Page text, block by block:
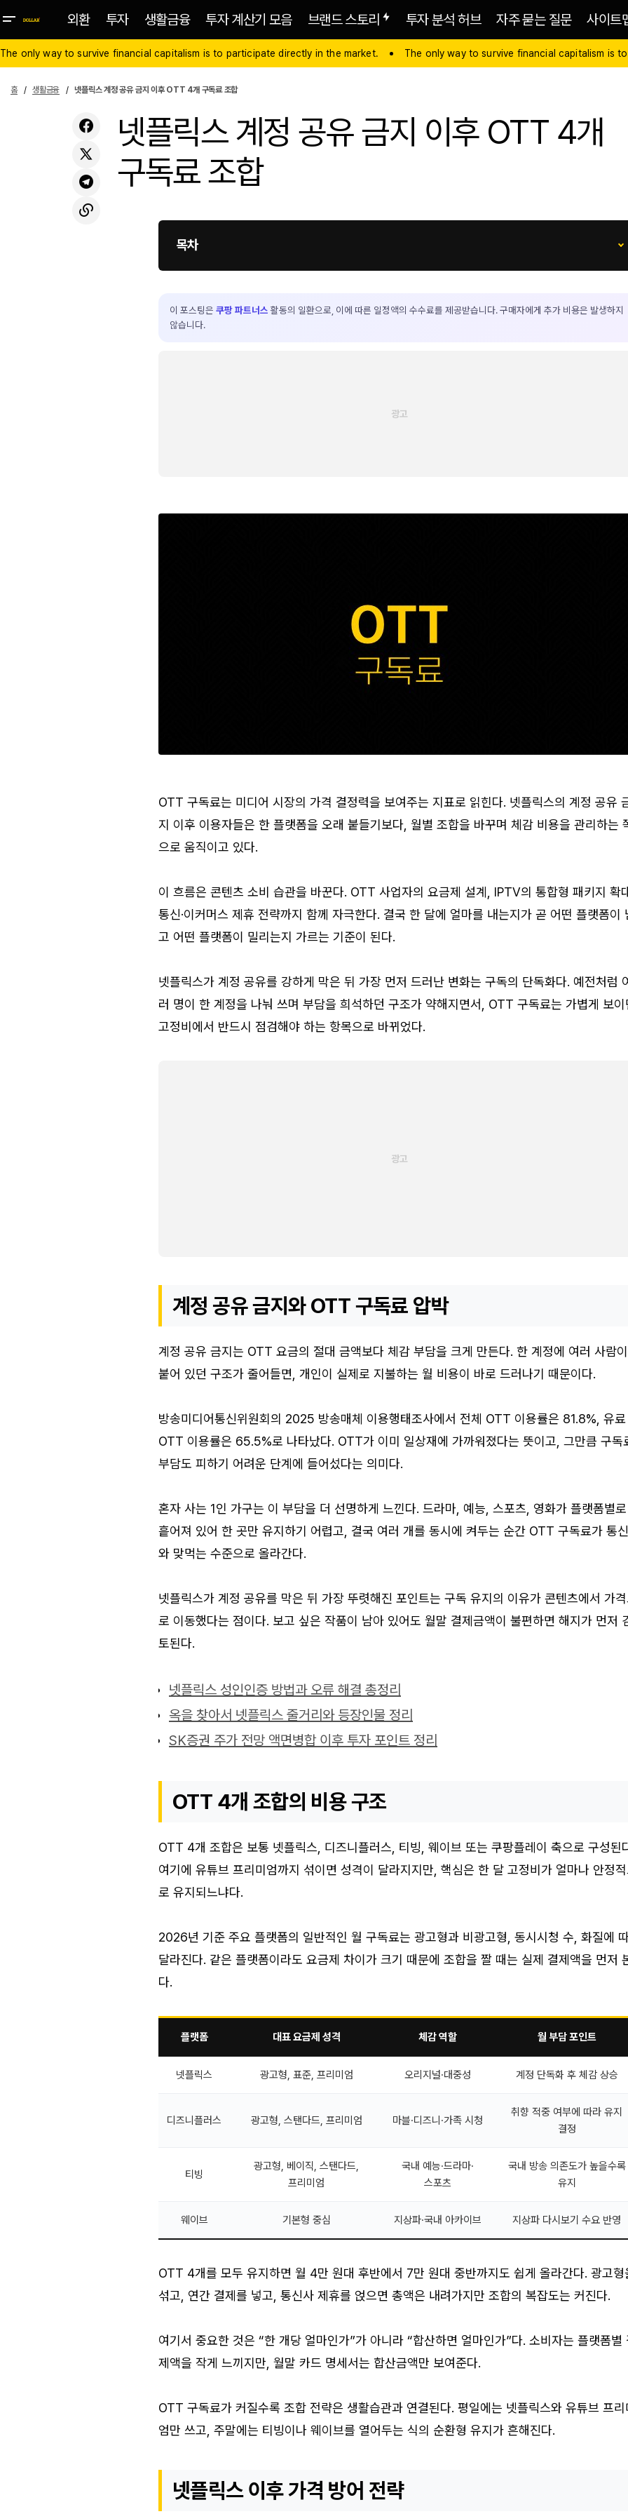
외환 투자 생활금융 투자 계산기 모음 브랜드 스토리 투자 분석 허브 자주 묻는 질문 사이트
The only way to survive financial capitalism is to participate directly in the market. The only way to survive financial capitalism is
홈 생활금융 넷플릭스 계정 공유 금지 이후 OTT 4개 구독료 조합
넷플릭스 계정 공유 금지 이후 OTT 4개
구독료 조합
목차
이 포스팅은 쿠팡 파트너스 활동의 일환으로, 이에 따른 일정액의 수수료를 제공받습니다. 구매자에게 추가 비용은 발생하지
않습니다.
OTT 구독료는 미디어 시장의 가격 결정력을 보여주는 지표로 읽힌다. 넷플릭스의 계정 공유
지 이후 이용자들은 한 플랫폼을 오래 붙들기보다, 월별 조합을 바꾸며 체감 비용을 관리하는
으로 움직이고 있다.
이 흐름은 콘텐츠 소비 습관을 바꾼다. OTT 사업자의 요금제 설계, IPTV의 통합형 패키지 확
통신·이커머스 제휴 전략까지 함께 자극한다. 결국 한 달에 얼마를 내는지가 곧 어떤 플랫폼이
고 어떤 플랫폼이 밀리는지 가르는 기준이 된다.
넷플릭스가 계정 공유를 강하게 막은 뒤 가장 먼저 드러난 변화는 구독의 단독화다. 예전처럼
러 명이 한 계정을 나눠 쓰며 부담을 희석하던 구조가 약해지면서, OTT 구독료는 가볍게 보이
고정비에서 반드시 점검해야 하는 항목으로 바뀌었다.
계정 공유 금지와 OTT 구독료 압박
계정 공유 금지는 OTT 요금의 절대 금액보다 체감 부담을 크게 만든다. 한 계정에 여러 사람이
붙어 있던 구조가 줄어들면, 개인이 실제로 지불하는 월 비용이 바로 드러나기 때문이다.
방송미디어통신위원회의 2025 방송매체 이용행태조사에서 전체 OTT 이용률은 81.8%, 유료
OTT 이용률은 65.5%로 나타났다. OTT가 이미 일상재에 가까워졌다는 뜻이고, 그만큼 구독
부담도 피하기 어려운 단계에 들어섰다는 의미다.
혼자 사는 1인 가구는 이 부담을 더 선명하게 느낀다. 드라마, 예능, 스포츠, 영화가 플랫폼별로
흩어져 있어 한 곳만 유지하기 어렵고, 결국 여러 개를 동시에 켜두는 순간 OTT 구독료가 통
와 맞먹는 수준으로 올라간다.
넷플릭스가 계정 공유를 막은 뒤 가장 뚜렷해진 포인트는 구독 유지의 이유가 콘텐츠에서 가
로 이동했다는 점이다. 보고 싶은 작품이 남아 있어도 월말 결제금액이 불편하면 해지가 먼저
토된다.
넷플릭스 성인인증 방법과 오류 해결 총정리
옥을 찾아서 넷플릭스 줄거리와 등장인물 정리
SK증권 주가 전망 액면병합 이후 투자 포인트 정리
OTT 4개 조합의 비용 구조
OTT 4개 조합은 보통 넷플릭스, 디즈니플러스, 티빙, 웨이브 또는 쿠팡플레이 축으로 구성된
여기에 유튜브 프리미엄까지 섞이면 성격이 달라지지만, 핵심은 한 달 고정비가 얼마나 안정
로 유지되느냐다.
2026년 기준 주요 플랫폼의 일반적인 월 구독료는 광고형과 비광고형, 동시시청 수, 화질에
달라진다. 같은 플랫폼이라도 요금제 차이가 크기 때문에 조합을 짤 때는 실제 결제액을 먼저
다.
플랫폼 대표 요금제 성격 체감 역할 월 부담 포인트
넷플릭스 광고형, 표준, 프리미엄 오리지널·대중성 계정 단독화 후 체감 상승
디즈니플러스 광고형, 스탠다드, 프리미엄 마블·디즈니·가족 시청
취향 적중 여부에 따라 유지
결정
티빙
광고형, 베이직, 스탠다드,
프리미엄
국내 예능·드라마·
스포츠
국내 방송 의존도가 높을수록
유지
웨이브 기본형 중심 지상파·국내 아카이브 지상파 다시보기 수요 반영
OTT 4개를 모두 유지하면 월 4만 원대 후반에서 7만 원대 중반까지도 쉽게 올라간다. 광고형
섞고, 연간 결제를 넣고, 통신사 제휴를 얹으면 총액은 내려가지만 조합의 복잡도는 커진다.
여기서 중요한 것은 “한 개당 얼마인가”가 아니라 “합산하면 얼마인가”다. 소비자는 플랫폼별
제액을 작게 느끼지만, 월말 카드 명세서는 합산금액만 보여준다.
OTT 구독료가 커질수록 조합 전략은 생활습관과 연결된다. 평일에는 넷플릭스와 유튜브 프리
엄만 쓰고, 주말에는 티빙이나 웨이브를 열어두는 식의 순환형 유지가 흔해진다.
넷플릭스 이후 가격 방어 전략